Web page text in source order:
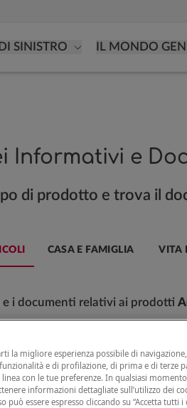
SINISTRO IL MONDO
Informativi e
di prodotto e trova il
CASA E FAMIGLIA VITA
i documenti relativi ai prodotti
la migliore esperienza possibile di
e di profilazione, di prima e di terze
con le tue preferenze. In qualsiasi
informazioni dettagliate sull’utilizzo dei
può essere espresso cliccando su “Accetta tutti